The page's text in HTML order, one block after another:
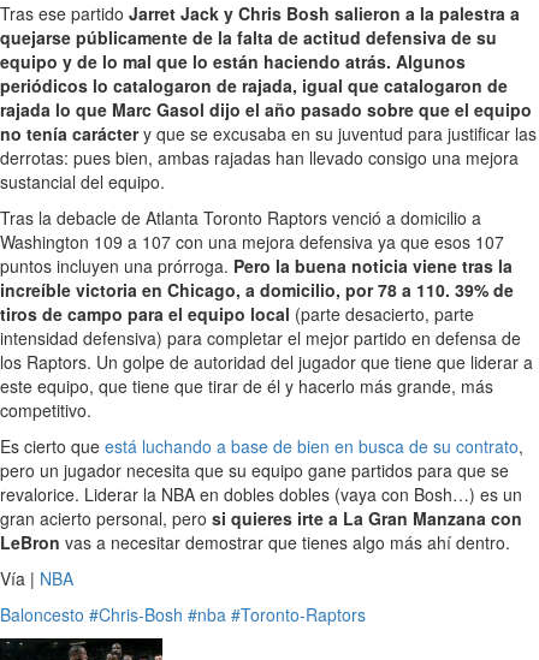
Tras ese partido Jarret Jack y Chris Bosh salieron a la palestra a
quejarse públicamente de la falta de actitud defensiva de su
equipo y de lo mal que lo están haciendo atrás. Algunos
periódicos lo catalogaron de rajada, igual que catalogaron de
rajada lo que Marc Gasol dijo el año pasado sobre que el equipo
no tenía caráctery que se excusaba en su juventud para justificar las
derrotas: pues bien, ambas rajadas han llevado consigo una mejora
sustancial del equipo.
Tras la debacle de Atlanta Toronto Raptors venció a domicilio a
Washington 109 a 107 con una mejora defensiva ya que esos 107
puntos incluyen una prórroga. Pero la buena noticia viene tras la
increíble victoria en Chicago, a domicilio, por 78 a 110. 39% de
tiros de campo para el equipo local (parte desacierto, parte
intensidad defensiva) para completar el mejor partido en defensa de
los Raptors. Un golpe de autoridad del jugador que tiene que liderar a
este equipo, que tiene que tirar de él y hacerlo más grande, más
competitivo.
Es cierto que está luchando a base de bien en busca de su contrato,
pero un jugador necesita que su equipo gane partidos para que se
revalorice. Liderar la NBA en dobles dobles (vaya con Bosh…) es un
gran acierto personal, pero si quieres irte a La Gran Manzana con
LeBron vas a necesitar demostrar que tienes algo más ahí dentro.
Vía | NBA
Baloncesto #Chris-Bosh #nba #Toronto-Raptors